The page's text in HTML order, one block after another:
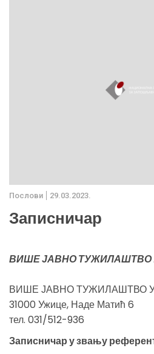
Послови 29.03.2023.
Записничар
ВИШЕ ЈАВНО ТУЖИЛАШТВО
ВИШЕ ЈАВНО ТУЖИЛАШТВО
31000 Ужице, Наде Матић 6
тел. 031/512-936
Записничар у звању